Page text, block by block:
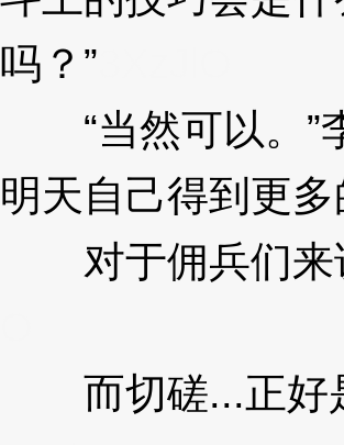
吗？”
“当然可以。”
明天自己得到更
对于佣兵们来
而切磋...正好